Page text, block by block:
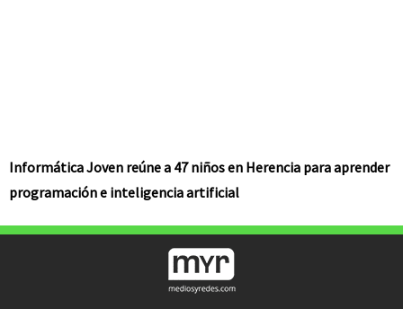
Informática Joven reúne a 47 niños en Herencia para aprender
programación e inteligencia artificial